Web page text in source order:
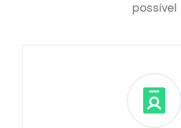
possível